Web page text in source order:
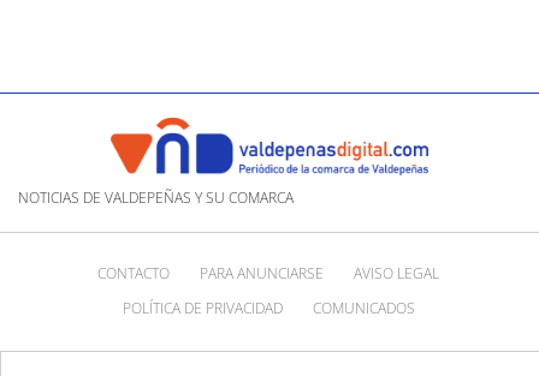
NOTICIAS DE VALDEPEÑAS Y SU COMARCA
CONTACTO PARA ANUNCIARSE
AVISO LEGAL
POLÍTICA DE PRIVACIDAD
COMUNICADOS